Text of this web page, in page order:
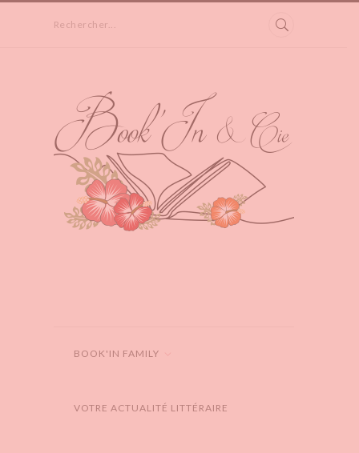
Rechercher...
BOOK'IN FAMILY
VOTRE ACTUALITÉ LITTÉRAIRE